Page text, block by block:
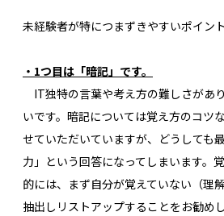
未経験者が特につまずきやすいポイン
・1つ目は「暗記」です。
IT独特の言葉や考え方の難しさがあ
いです。暗記については覚え方のコツ
せていただいていますが、どうしても
力」という回答になってしまいます。
的には、まず自分が覚えていない（理
抽出しリストアップすることをお勧め